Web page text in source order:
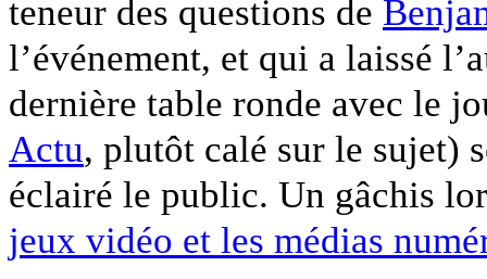
teneur des questions de
l’événement, et qui a laissé
dernière table ronde avec le
Actu, plutôt calé sur le sujet)
éclairé le public. Un gâchis
jeux vidéo et les médias